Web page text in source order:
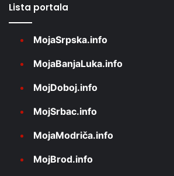
Lista portala
MojaSrpska.info
MojaBanjaLuka.info
MojDoboj.info
MojSrbac.info
MojaModriča.info
MojBrod.info